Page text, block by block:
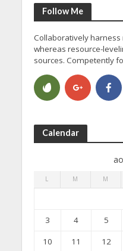
Follow Me
Collaboratively
whereas resource-
sources. Competently
Calendar
L M M
3
4 5
10
11 12